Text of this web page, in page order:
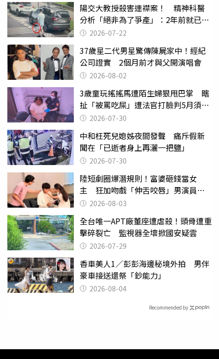
陽交大教授殺害連襟案！ 精神科醫
分析「絕非為了爭產」：2年前就已言
行詭異
2026-07-22
37歲星二代男星驚傳陳屍家中！經紀
公司證實 2個月前才與父開演唱會
2026-08-02
3歲童玩搖搖馬遭陌生婦狠甩巴掌 瞎
扯「被罵吃屎」遭法官打臉判5月須入
監 2026-07-30
中和枉死兒媳姊夜間發聲 痛斥假新
聞在「已逝者身上再灑一把鹽」
2026-07-30
陸短劇圈爆潛規則！富婆砸錢當女
主 狂加吻戲「伸舌咬唇」男演員崩
潰 2026-08-03
全台唯一APT廠董座遭虐殺！頭骨遭重
擊碎裂亡 監視器全壞掀國安疑雲
2026-07-29
香車美人1／彭彭海邊秘境外拍 男伴
豪車接送還祭「鈔能力」
2026-08-04
Recommended by